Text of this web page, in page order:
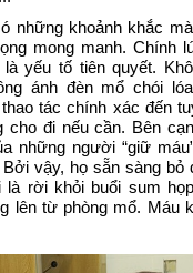
những khoảnh khắc
mong manh. Chính
yếu tố tiên quyết.
ánh đèn mổ chói
tác chính xác đến
cho đi nếu cần. Bên
những người “giữ
vậy, họ sẵn sàng
là rời khỏi buổi sum
lên từ phòng mổ. Máu